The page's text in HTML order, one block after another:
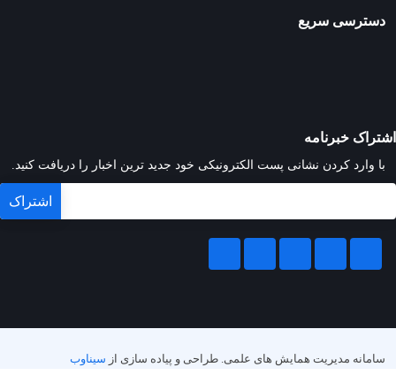
دسترسی سریع
اشتراک خبرنامه
با وارد کردن نشانی پست الکترونیکی خود جدید ترین اخبار را دریافت کنید.
سامانه مدیریت همایش های علمی. طراحی و پیاده سازی از سیناوب